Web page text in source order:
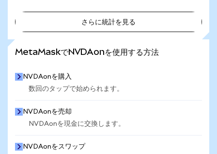
さらに統計を見る
MetaMaskでNVDAonを使用する方法
NVDAonを購入
数回のタップで始められます。
NVDAonを売却
NVDAonを現金に交換します。
NVDAonをスワップ